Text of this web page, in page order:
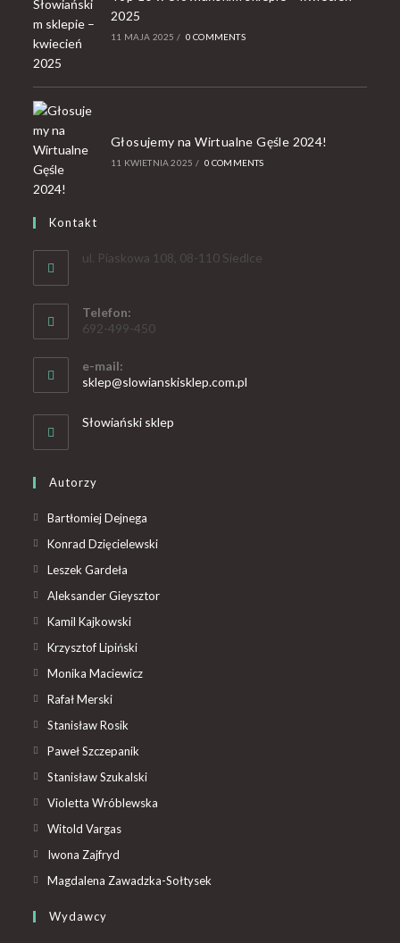
2025
11 MAJA 2025 / 0 COMMENTS
Głosujemy na Wirtualne Gęśle 2024!
11 KWIETNIA 2025 / 0 COMMENTS
Kontakt
ul. Piaskowa 108, 08-110 Siedlce
Telefon:
692-499-450
e-mail:
sklep@slowianskisklep.com.pl
Słowiański sklep
Autorzy
Bartłomiej Dejnega
Konrad Dzięcielewski
Leszek Gardeła
Aleksander Gieysztor
Kamil Kajkowski
Krzysztof Lipiński
Monika Maciewicz
Rafał Merski
Stanisław Rosik
Paweł Szczepanik
Stanisław Szukalski
Violetta Wróblewska
Witold Vargas
Iwona Zajfryd
Magdalena Zawadzka-Sołtysek
Wydawcy